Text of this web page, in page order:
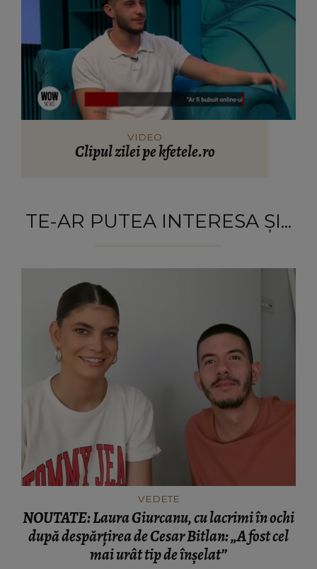
VIDEO
Clipul zilei pe kfetele.ro
TE-AR PUTEA INTERESA ȘI...
VEDETE
NOUTATE: Laura Giurcanu, cu lacrimi în ochi
după despărțirea de Cesar Bitlan: „A fost cel
mai urât tip de înșelat”